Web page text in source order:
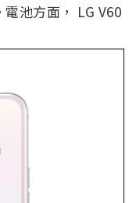
池方面， LG V60